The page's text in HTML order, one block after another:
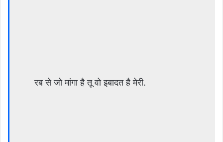
रब से जो मांगा है तू वो इबादत है मेरी.